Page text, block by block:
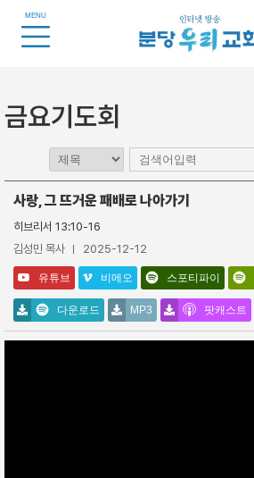
MENU
금요기도회
사랑, 그 뜨거운 패배로 나아가기
히브리서 13:10-16
김성민 목사
2025-12-12
유튜브 비메오 스포티파이
다운로드 MP3 팟캐스트